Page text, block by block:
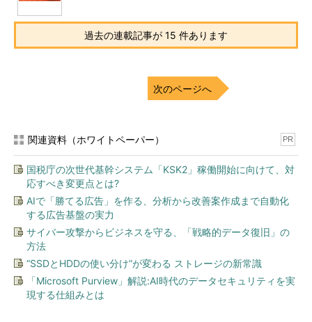
過去の連載記事が 15 件あります
次のページへ
関連資料（ホワイトペーパー） PR
国税庁の次世代基幹システム「KSK2」稼働開始に向けて、対
応すべき変更点とは?
AIで「勝てる広告」を作る、分析から改善案作成まで自動化
する広告基盤の実力
サイバー攻撃からビジネスを守る、「戦略的データ復旧」の
方法
“SSDとHDDの使い分け”が変わる ストレージの新常識
「Microsoft Purview」解説:AI時代のデータセキュリティを実
現する仕組みとは